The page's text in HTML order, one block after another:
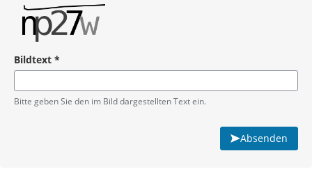
Bildtext *
Pflichtangabe
Bitte geben Sie den im Bild dargestellten Text ein.
Absenden